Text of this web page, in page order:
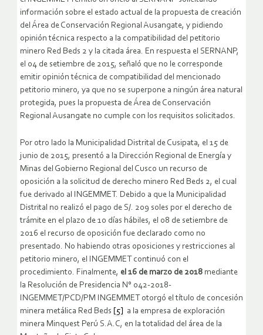
información sobre el estado actual de la propuesta de creación
del Área de Conservación Regional Ausangate, y pidiendo
opinión técnica respecto a la compatibilidad del petitorio
minero Red Beds 2 y la citada área. En respuesta el SERNANP,
el 04 de setiembre de 2015, señaló que no le corresponde
emitir opinión técnica de compatibilidad del mencionado
petitorio minero, ya que no se superpone a ningún área natural
protegida, pues la propuesta de Área de Conservación
Regional Ausangate no cumple con los requisitos solicitados.
Por otro lado la Municipalidad Distrital de Cusipata, el 15 de
junio de 2015, presentó a la Dirección Regional de Energía y
Minas del Gobierno Regional del Cusco un recurso de
oposición a la solicitud de derecho minero Red Beds 2, el cual
fue derivado al INGEMMET. Debido a que la Municipalidad
Distrital no realizó el pago de S/. 209 soles por el derecho de
trámite en el plazo de 10 días hábiles, el 08 de setiembre de
2016 el recurso de oposición fue declarado como no
presentado. No habiendo otras oposiciones y restricciones al
petitorio minero, el INGEMMET continuó con el
procedimiento. Finalmente, el 16 de marzo de 2018 mediante
la Resolución de Presidencia N° 042-2018-
INGEMMET/PCD/PM INGEMMET otorgó el título de concesión
minera metálica Red Beds
[5]
a la empresa de exploración
minera Minquest Perú S.A.C, en la totalidad del área de la